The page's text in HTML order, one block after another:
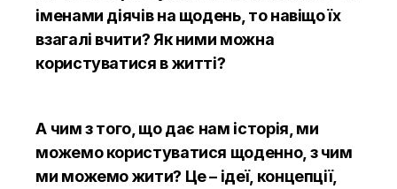
іменами діячів на щодень, то навіщо їх
взагалі вчити? Як ними можна
користуватися в житті?
А чим з того, що дає нам історія, ми
можемо користуватися щоденно, з чим
ми можемо жити? Це – ідеї, концепції,